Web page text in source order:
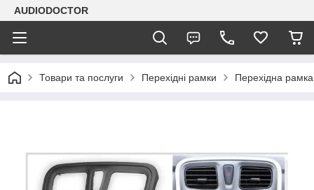
AUDIODOCTOR
Товари та послуги Перехідні рамки Перехідна